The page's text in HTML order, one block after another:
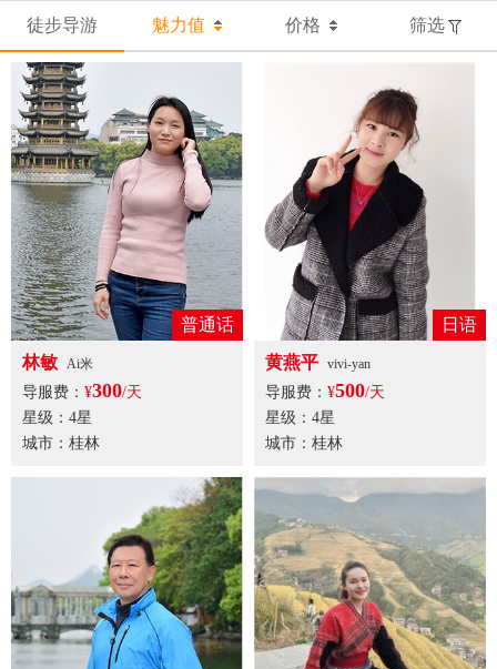
徒步导游 魅力值 价格 筛选
普通话
林敏
Ai米
导服费： ¥300/天
星级：4星
城市：桂林
日语
黄燕平 vivi-yan
导服费： ¥500/天
星级：4星
城市：桂林